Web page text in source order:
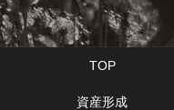
TOP
資産形成